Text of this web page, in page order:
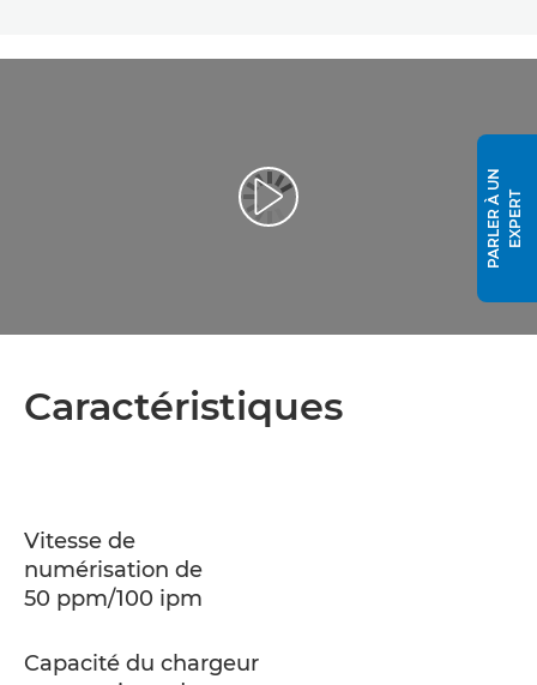
Lancer la vidéo
Caractéristiques
Vitesse de
numérisation de
50 ppm/100 ipm
Capacité du chargeur
P
A
R
L
E
R
À
U
N
E
X
P
E
RT